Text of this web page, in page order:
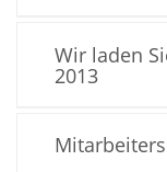
Wir laden
2013